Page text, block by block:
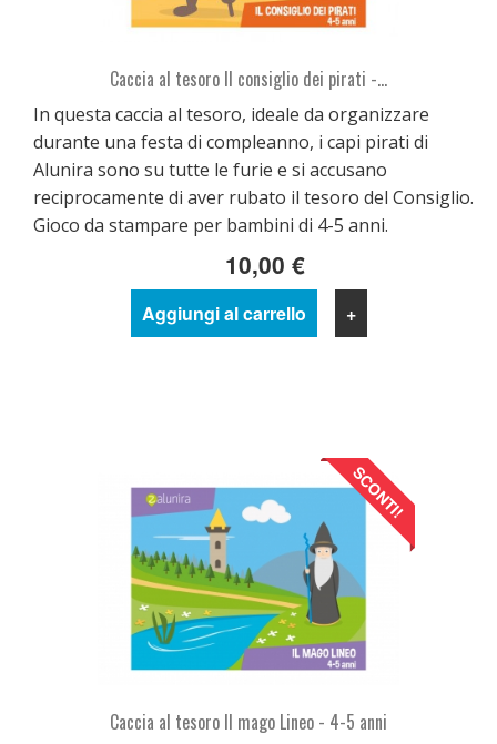
Caccia al tesoro Il consiglio dei pirati -...
In questa caccia al tesoro, ideale da organizzare
durante una festa di compleanno, i capi pirati di
Alunira sono su tutte le furie e si accusano
reciprocamente di aver rubato il tesoro del Consiglio.
Gioco da stampare per bambini di 4-5 anni.
10,00 €
Aggiungi al carrello +
SCONTI!
Caccia al tesoro Il mago Lineo - 4-5 anni